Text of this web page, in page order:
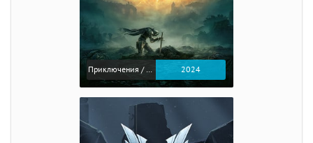
Приключения / Экшен / Ролевые 2024